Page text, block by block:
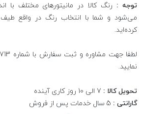
توجه : رنگ کالا در مانیتورهای مختلف با
می‌شود و شما با انتخاب رنگ در واقع طیف
کرده‌اید.
نمایید.
تحویل کالا :
گارانتی :